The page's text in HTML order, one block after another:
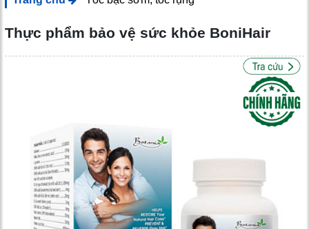
Thực phẩm bảo vệ sức khỏe BoniHair